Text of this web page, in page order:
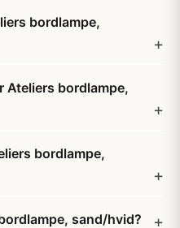
bordlampe,
Ateliers bordlampe,
bordlampe,
sand/hvid?